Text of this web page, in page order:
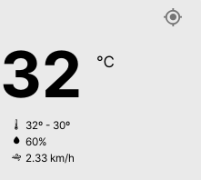
32 ℃
32º - 30º
60%
2.33 km/h